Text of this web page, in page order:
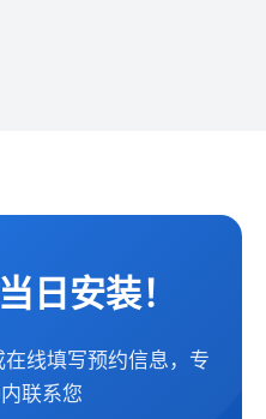
日安装！
线填写预约信息，专
联系您